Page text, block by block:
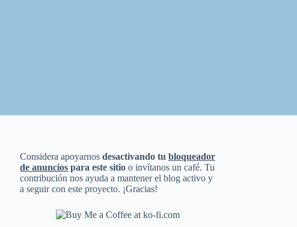
Considera apoyarnosdesactivando tubloqueador
de anuncios para este sitio o invítanos un café. Tu
contribución nos ayuda a mantener el blog activo y
a seguir con este proyecto. ¡Gracias!